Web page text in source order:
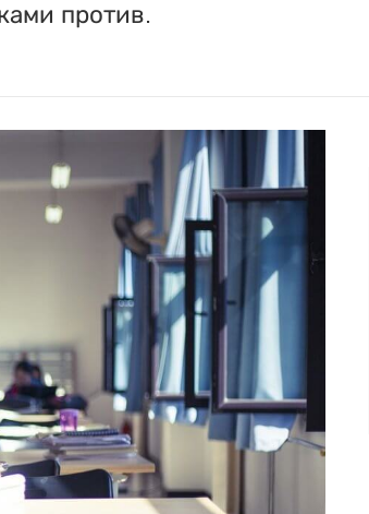
против.